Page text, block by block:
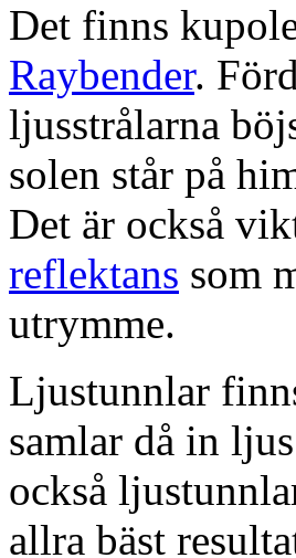
Det finns
Raybender.
ljusstrålarna
solen står på
Det är också
reflektans som
utrymme.
Ljustunnlar
samlar då in
också
allra bäst